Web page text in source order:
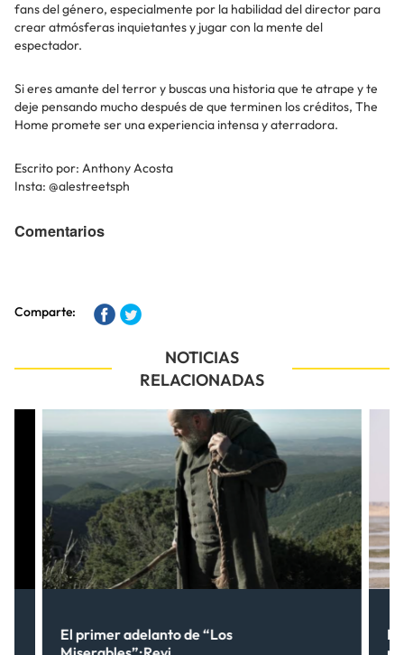
fans del género, especialmente por la habilidad del director para
crear atmósferas inquietantes y jugar con la mente del
espectador.
Si eres amante del terror y buscas una historia que te atrape y te
deje pensando mucho después de que terminen los créditos, The
Home promete ser una experiencia intensa y aterradora.
Escrito por: Anthony Acosta
Insta: @alestreetsph
Comentarios
Comparte:
NOTICIAS
RELACIONADAS
El primer adelanto de “Los